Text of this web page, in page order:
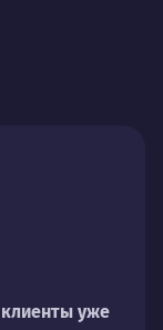
уже